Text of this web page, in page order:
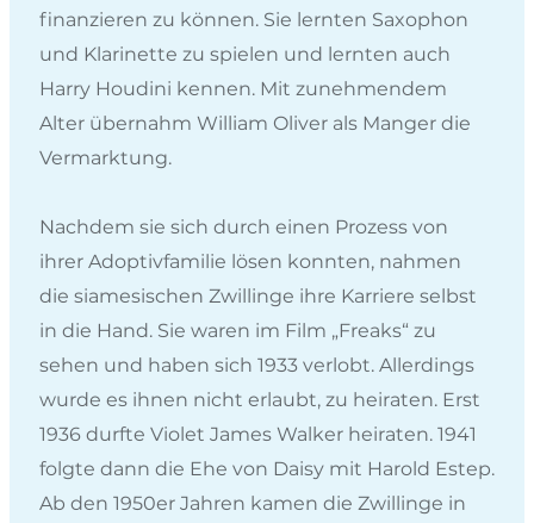
finanzieren zu können. Sie lernten Saxophon
und Klarinette zu spielen und lernten auch
Harry Houdini kennen. Mit zunehmendem
Alter übernahm William Oliver als Manger die
Vermarktung.
Nachdem sie sich durch einen Prozess von
ihrer Adoptivfamilie lösen konnten, nahmen
die siamesischen Zwillinge ihre Karriere selbst
in die Hand. Sie waren im Film „Freaks“ zu
sehen und haben sich 1933 verlobt. Allerdings
wurde es ihnen nicht erlaubt, zu heiraten. Erst
1936 durfte Violet James Walker heiraten. 1941
folgte dann die Ehe von Daisy mit Harold Estep.
Ab den 1950er Jahren kamen die Zwillinge in